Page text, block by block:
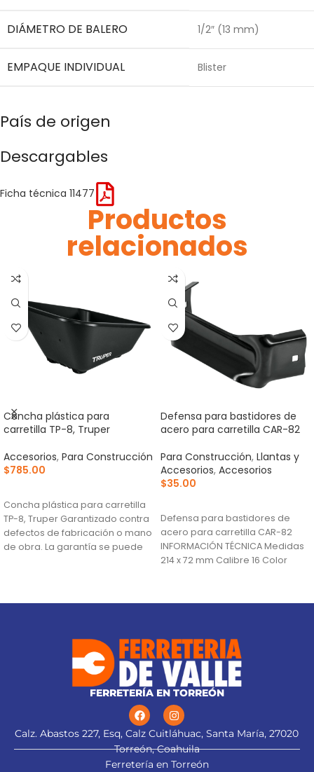
DIÁMETRO DE BALERO 1/2″ (13 mm)
EMPAQUE INDIVIDUAL Blister
País de origen
Descargables
Ficha técnica 11477
Productos
relacionados
Concha plástica para
carretilla TP-8, Truper
Accesorios, Para Construcción
$785.00
Concha plástica para carretilla
TP-8, Truper Garantizado contra
defectos de fabricación o mano
de obra. La garantía se puede
Defensa para bastidores de
acero para carretilla CAR-82
Para Construcción, Llantas y
Accesorios, Accesorios
$35.00
Defensa para bastidores de
acero para carretilla CAR-82
INFORMACIÓN TÉCNICA Medidas
214 x 72 mm Calibre 16 Color
FERRETERÍA EN TORREÓN
Calz. Abastos 227, Esq, Calz Cuitláhuac, Santa María, 27020
Torreón, Coahuila
Ferretería en Torreón